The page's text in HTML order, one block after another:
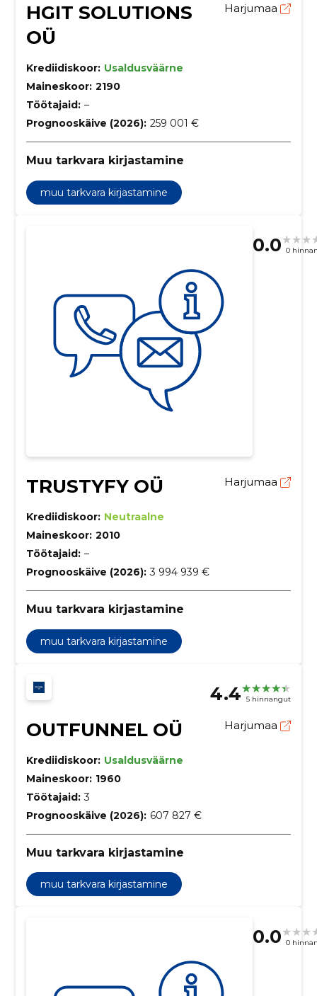
HGIT SOLUTIONS
OÜ
Harjumaa
Krediidiskoor: Usaldusväärne
Maineskoor: 2190
Töötajaid: –
Prognooskäive (2026): 259 001 €
Muu tarkvara kirjastamine
muu tarkvara kirjastamine
0.0 0
TRUSTYFY OÜ Harjumaa
Krediidiskoor: Neutraalne
Maineskoor: 2010
Töötajaid: –
Prognooskäive (2026): 3 994 939 €
Muu tarkvara kirjastamine
muu tarkvara kirjastamine
4.4 5 hinnangut
OUTFUNNEL OÜ Harjumaa
Krediidiskoor: Usaldusväärne
Maineskoor: 1960
Töötajaid: 3
Prognooskäive (2026): 607 827 €
Muu tarkvara kirjastamine
muu tarkvara kirjastamine
0.0 0